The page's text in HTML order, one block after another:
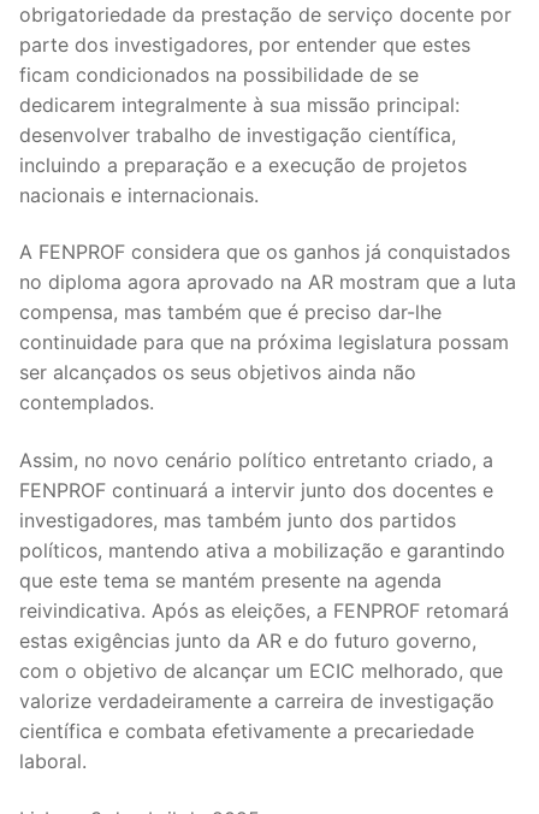
obrigatoriedade da prestação de serviço docente por
parte dos investigadores, por entender que estes
ficam condicionados na possibilidade de se
dedicarem integralmente à sua missão principal:
desenvolver trabalho de investigação científica,
incluindo a preparação e a execução de projetos
nacionais e internacionais.
A FENPROF considera que os ganhos já conquistados
no diploma agora aprovado na AR mostram que a luta
compensa, mas também que é preciso dar-lhe
continuidade para que na próxima legislatura possam
ser alcançados os seus objetivos ainda não
contemplados.
Assim, no novo cenário político entretanto criado, a
FENPROF continuará a intervir junto dos docentes e
investigadores, mas também junto dos partidos
políticos, mantendo ativa a mobilização e garantindo
que este tema se mantém presente na agenda
reivindicativa. Após as eleições, a FENPROF retomará
estas exigências junto da AR e do futuro governo,
com o objetivo de alcançar um ECIC melhorado, que
valorize verdadeiramente a carreira de investigação
científica e combata efetivamente a precariedade
laboral.